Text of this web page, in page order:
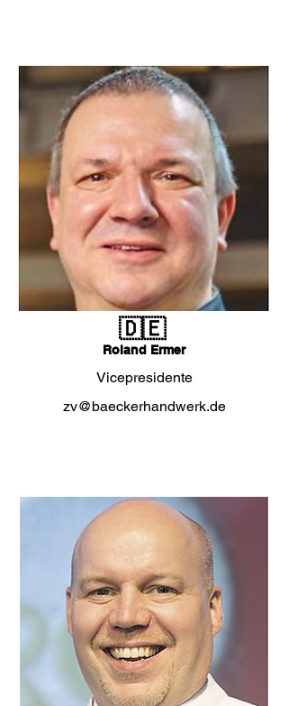
🇩🇪
Roland Ermer
Vicepresidente
zv@baeckerhandwerk.de